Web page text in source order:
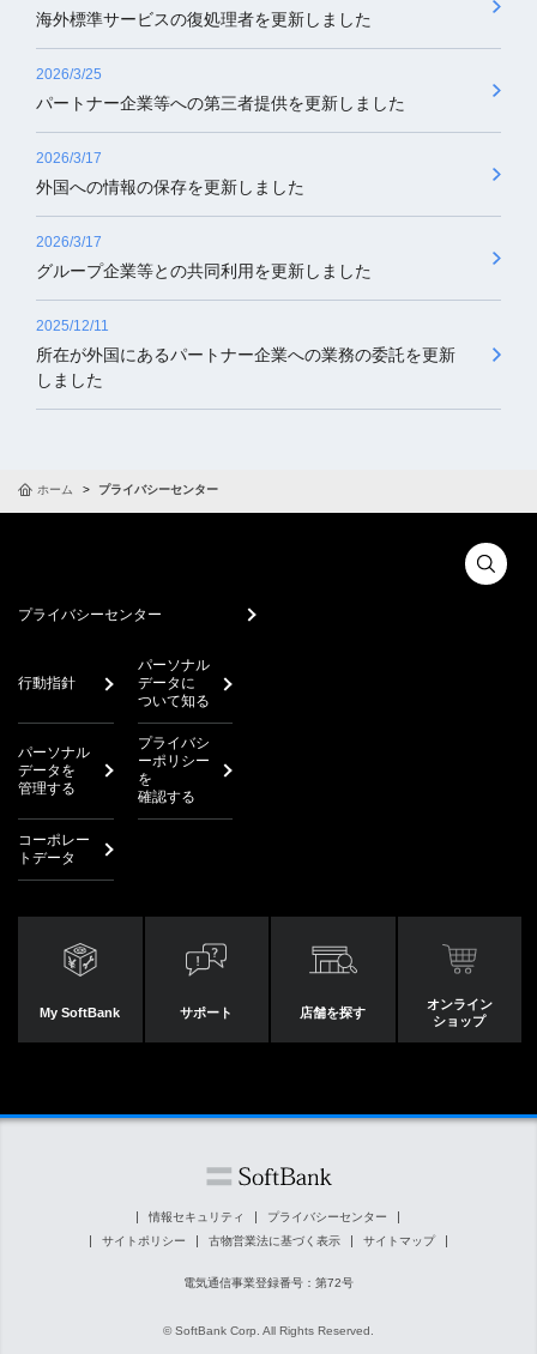
海外標準サービスの復処理者を更新しました
2026/3/25
パートナー企業等への第三者提供を更新しました
2026/3/17
外国への情報の保存を更新しました
2026/3/17
グループ企業等との共同利用を更新しました
2025/12/11
所在が外国にあるパートナー企業への業務の委託を更新
しました
ホーム プライバシーセンター
プライバシーセンター
行動指針
パーソナル
データに
ついて知る
パーソナル
データを
管理する
プライバシ
ーポリシー
を
確認する
コーポレー
トデータ
My SoftBank サポート 店舗を探す
オンライン
ショップ
情報セキュリティ
プライバシーセンター
サイトポリシー
古物営業法に基づく表示 サイトマップ
電気通信事業登録番号：第72号
© SoftBank Corp. All Rights Reserved.